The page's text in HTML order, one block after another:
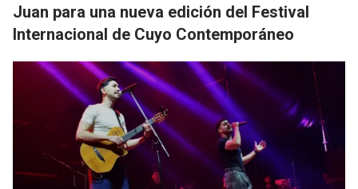
Juan para una nueva edición del Festival
Internacional de Cuyo Contemporáneo